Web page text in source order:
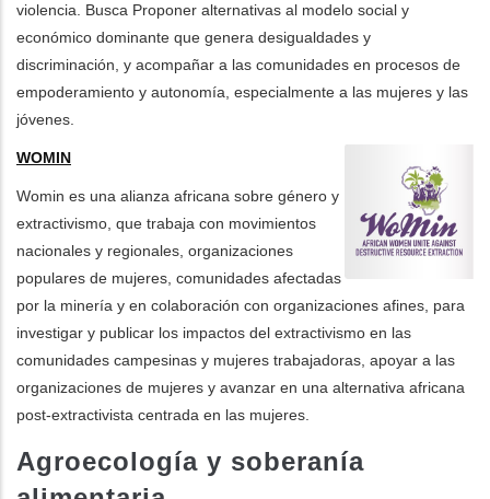
violencia. Busca Proponer alternativas al modelo social y
económico dominante que genera desigualdades y
discriminación, y acompañar a las comunidades en procesos de
empoderamiento y autonomía, especialmente a las mujeres y las
jóvenes.
WOMIN
Womin es una alianza africana sobre género y
extractivismo, que trabaja con movimientos
nacionales y regionales, organizaciones
populares de mujeres, comunidades afectadas
por la minería y en colaboración con organizaciones afines, para
investigar y publicar los impactos del extractivismo en las
comunidades campesinas y mujeres trabajadoras, apoyar a las
organizaciones de mujeres y avanzar en una alternativa africana
post-extractivista centrada en las mujeres.
Agroecología y soberanía